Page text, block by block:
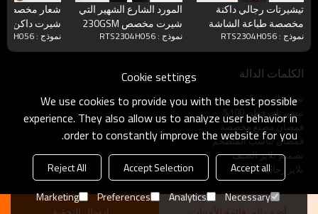
تيشيرتات رجالي داكنة
مخصصة طباعة الشاشة
100٪ تيشيرتات مطبوعة
من القطن
نموذج : RTS2304H056
المورد الشارع الشهير التي
شيرت مخصص 230GSM
100٪ قطن مناسب
للجنسين
نموذج : RTS2304H056
شعار مخصص
قطن منشفة
حجب التباين
نموذج : RTS2304H056
الكلمات الدالة
تصنيع التيشرتات
تيشيرتات قطن 100%
قمصان مصنع مخصصة
قمصان تناسب المتضخم
تصميم بلايز الصيف
بلايز رجالية
Cookie settings
We use cookies to provide you with the best possible
experience. They also allow us to analyze user behavior in
order to constantly improve the website for you.
Accept all
Accept Selection
Reject All
Necessary
Analytics
Preferences
Marketing